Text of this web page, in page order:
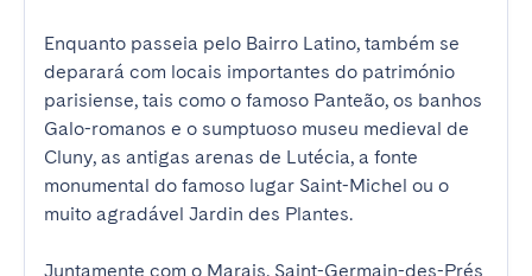
Enquanto passeia pelo Bairro Latino, também se
deparará com locais importantes do património
parisiense, tais como o famoso Panteão, os banhos
Galo-romanos e o sumptuoso museu medieval de
Cluny, as antigas arenas de Lutécia, a fonte
monumental do famoso lugar Saint-Michel ou o
muito agradável Jardin des Plantes.
Juntamente com o Marais, Saint-Germain-des-Prés